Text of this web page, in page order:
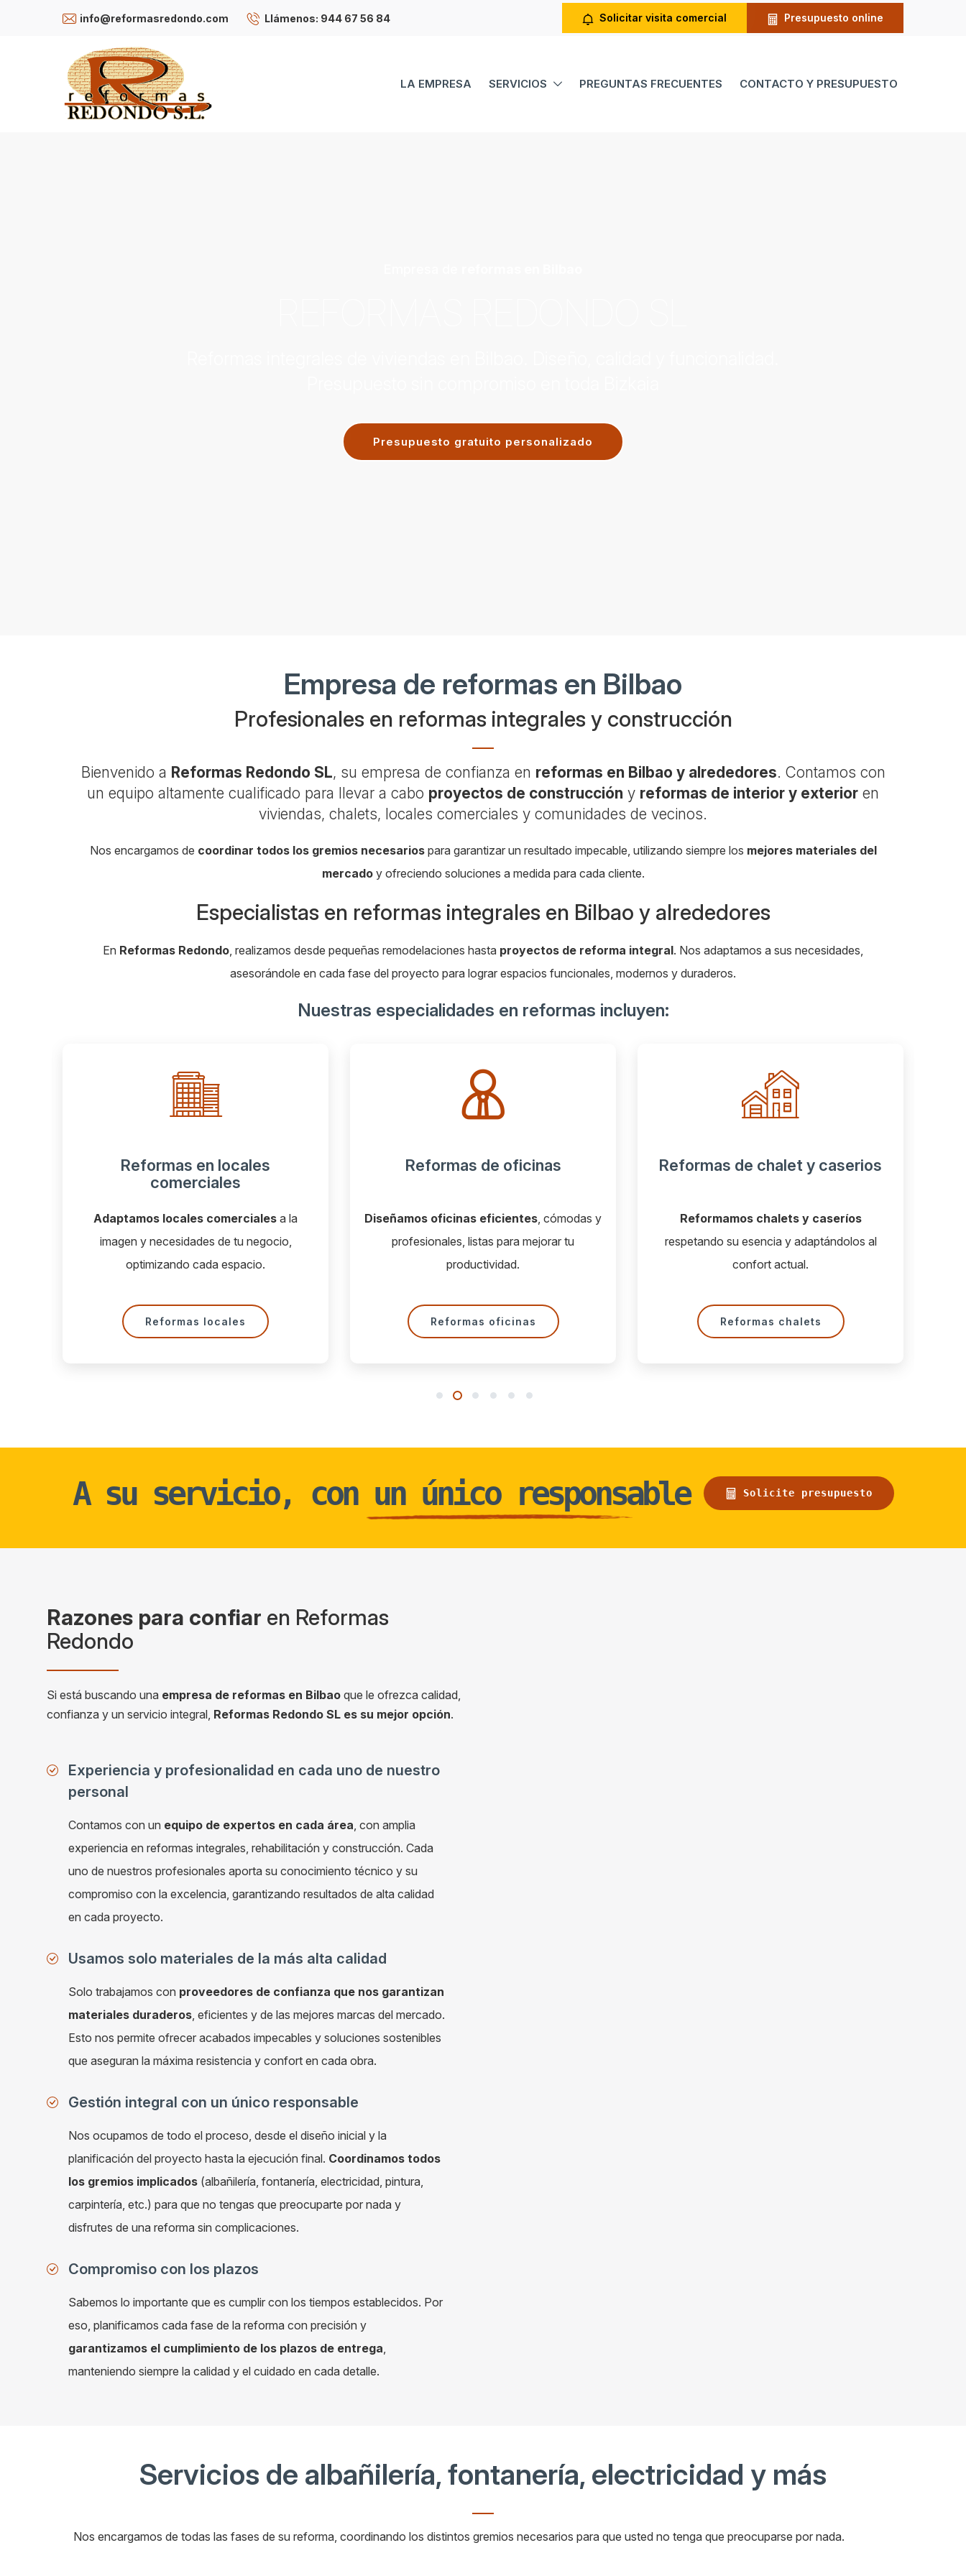
info@reformasredondo.com Llámenos: 944 67 56 84 Solicitar visita comercial Presupuesto online
LA EMPRESA SERVICIOS PREGUNTAS FRECUENTES CONTACTO Y PRESUPUESTO
Presupuesto gratuito personalizado
Empresa de reformas en Bilbao
Profesionales en reformas integrales y construcción
Bienvenido a Reformas Redondo SL, su empresa de confianza en reformas en Bilbao y alrededores. Contamos con
un equipo altamente cualificado para llevar a cabo proyectos de construcción y reformas de interior y exterior en
viviendas, chalets, locales comerciales y comunidades de vecinos.
Nos encargamos de coordinar todos los gremios necesariospara garantizar un resultado impecable, utilizando siempre los mejores materiales del
mercado y ofreciendo soluciones a medida para cada cliente.
Especialistas en reformas integrales en Bilbao y alrededores
En Reformas Redondo , realizamos desde pequeñas remodelaciones hasta proyectos de reforma integral. Nos adaptamos a sus necesidades,
asesorándole en cada fase del proyecto para lograr espacios funcionales, modernos y duraderos.
Nuestras especialidades en reformas incluyen:
a la
Reformas de oficinas
Diseñamos oficinas eficientes
, cómodas y
profesionales, listas para mejorar tu
productividad.
Reformas oficinas
Reformas de chalet y caserios
Reformamos chalets y caseríos
respetando su esencia y adaptándolos al
Reformas chalets
Rehabilitación de fachadas
Mejoramos la estética, aislamiento y
seguridad defachadas en viviendas,
Reformas de fachadas
1 2 3 4 5 6
A su servicio, con un único responsable Solicite presupuesto
Razones para confiar en Reformas
Redondo
Si está buscando una empresa de reformas en Bilbao que le ofrezca calidad,
confianza y un servicio integral, Reformas Redondo SL es su mejor opción.
Experiencia y profesionalidad en cada uno de nuestro
personal
Contamos con un equipo de expertos en cada área , con amplia
experiencia en reformas integrales, rehabilitación y construcción. Cada
uno de nuestros profesionales aporta su conocimiento técnico y su
compromiso con la excelencia, garantizando resultados de alta calidad
en cada proyecto.
Usamos solo materiales de la más alta calidad
Solo trabajamos con proveedores de confianza que nos garantizan
materiales duraderos , eficientes y de las mejores marcas del mercado.
Esto nos permite ofrecer acabados impecables y soluciones sostenibles
que aseguran la máxima resistencia y confort en cada obra.
Gestión integral con un único responsable
Nos ocupamos de todo el proceso, desde el diseño inicial y la
planificación del proyecto hasta la ejecución final. Coordinamos todos
los gremios implicados (albañilería, fontanería, electricidad, pintura,
carpintería, etc.) para que no tengas que preocuparte por nada y
disfrutes de una reforma sin complicaciones.
Compromiso con los plazos
Sabemos lo importante que es cumplir con los tiempos establecidos. Por
eso, planificamos cada fase de la reforma con precisión y
garantizamos el cumplimiento de los plazos de entrega
manteniendo siempre la calidad y el cuidado en cada detalle.
Servicios de albañilería, fontanería, electricidad y más
Nos encargamos de todas las fases de su reforma, coordinando los distintos gremios necesarios para que usted no tenga que preocuparse por nada.